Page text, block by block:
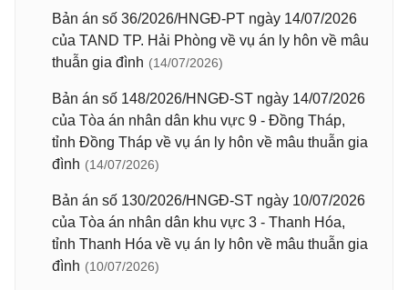
Bản án số 36/2026/HNGĐ-PT ngày 14/07/2026
của TAND TP. Hải Phòng về vụ án ly hôn về mâu
thuẫn gia đình (14/07/2026)
Bản án số 148/2026/HNGĐ-ST ngày 14/07/2026
của Tòa án nhân dân khu vực 9 - Đồng Tháp,
tỉnh Đồng Tháp về vụ án ly hôn về mâu thuẫn gia
đình (14/07/2026)
Bản án số 130/2026/HNGĐ-ST ngày 10/07/2026
của Tòa án nhân dân khu vực 3 - Thanh Hóa,
tỉnh Thanh Hóa về vụ án ly hôn về mâu thuẫn gia
đình (10/07/2026)